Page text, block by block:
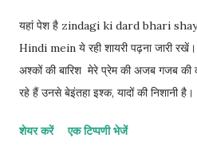
यहां पेश है zindagi ki dard bhari
Hindi mein ये रही शायरी पढ़ना जारी
अश्कों की बारिश मेरे प्रेम की अजब गजब
रहे हैं उनसे बेइंतहा इश्क, यादों की निशानी
और भी उलझता जा रहा हूं। 3. मुस्कुराहट के
शेयर करें एक टिप्पणी भेजें